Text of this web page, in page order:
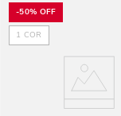
-50% OFF
1 COR